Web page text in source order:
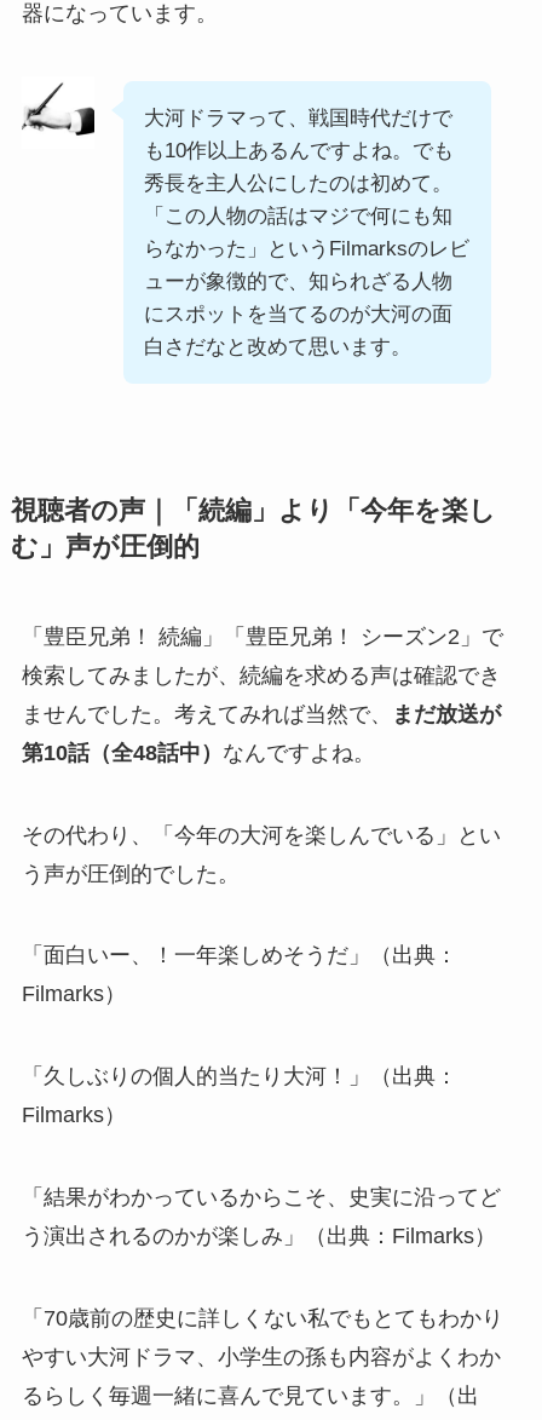
器になっています。
大河ドラマって、戦国時代だけで
も10作以上あるんですよね。でも
秀長を主人公にしたのは初めて。
「この人物の話はマジで何にも知
らなかった」というFilmarksのレビ
ューが象徴的で、知られざる人物
にスポットを当てるのが大河の面
白さだなと改めて思います。
視聴者の声｜「続編」より「今年を楽し
む」声が圧倒的
「豊臣兄弟！ 続編」「豊臣兄弟！ シーズン2」で
検索してみましたが、続編を求める声は確認でき
ませんでした。考えてみれば当然で、
まだ放送が
第10話（全48話中） なんですよね。
その代わり、「今年の大河を楽しんでいる」とい
う声が圧倒的でした。
「面白いー、！一年楽しめそうだ」（出典：
Filmarks）
「久しぶりの個人的当たり大河！」（出典：
Filmarks）
「結果がわかっているからこそ、史実に沿ってど
う演出されるのかが楽しみ」（出典：Filmarks）
「70歳前の歴史に詳しくない私でもとてもわかり
やすい大河ドラマ、小学生の孫も内容がよくわか
るらしく毎週一緒に喜んで見ています。」（出